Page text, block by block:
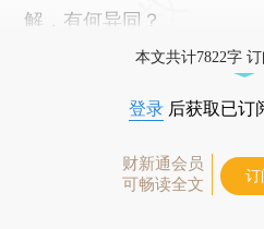
解，有何异同？
本文共计7822字
登录 后获取已订
财新通会员
可畅读全文
订